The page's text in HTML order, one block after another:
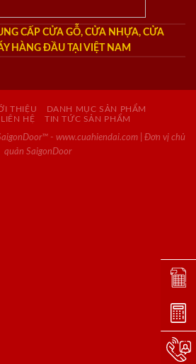
CẤP CỬA GỖ, CỬA NHỰA, CỬA
HÀNG ĐẦU TẠI VIỆT NAM
THIỆU
DANH MỤC SẢN PHẨM
HỆ
TIN TỨC SẢN PHẨM
- www.cuahiendai.com | Đơn vị chủ
quản SaigonDoor
Đặt
Dự